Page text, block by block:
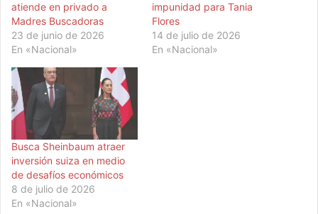
atiende en privado a
Madres Buscadoras
23 de junio de 2026
En «Nacional»
impunidad para Tania
Flores
14 de julio de 2026
En «Nacional»
Busca Sheinbaum atraer
inversión suiza en medio
de desafíos económicos
8 de julio de 2026
En «Nacional»